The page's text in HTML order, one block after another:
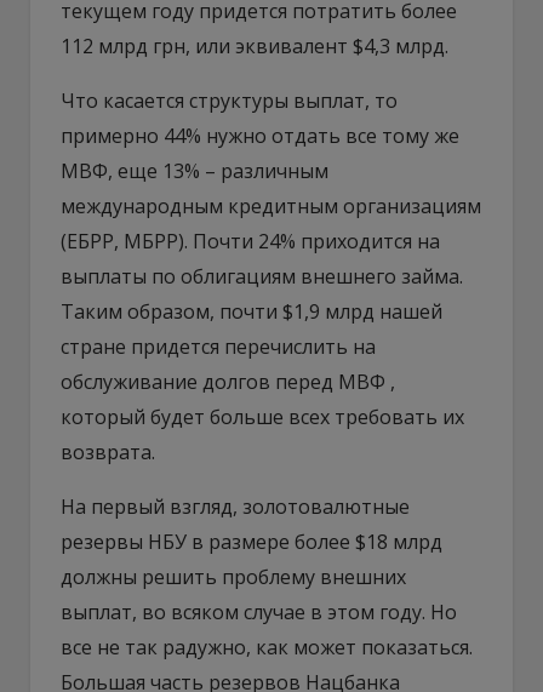
текущем году придется потратить более
112 млрд грн, или эквивалент $4,3 млрд.
Что касается структуры выплат, то
примерно 44% нужно отдать все тому же
МВФ, еще 13% – различным
международным кредитным организациям
(ЕБРР, МБРР). Почти 24% приходится на
выплаты по облигациям внешнего займа.
Таким образом, почти $1,9 млрд нашей
стране придется перечислить на
обслуживание долгов перед МВФ ,
который будет больше всех требовать их
возврата.
На первый взгляд, золотовалютные
резервы НБУ в размере более $18 млрд
должны решить проблему внешних
выплат, во всяком случае в этом году. Но
все не так радужно, как может показаться.
Большая часть резервов Нацбанка